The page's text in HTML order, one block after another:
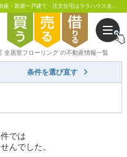
栃木県 足利市元学町 全居室フローリング ｜太田市の不動産・新築一戸建て・注文住宅はララハウス太田支店
全居室フローリング の不動産情報一覧
条件を選び直す
では
んでした。